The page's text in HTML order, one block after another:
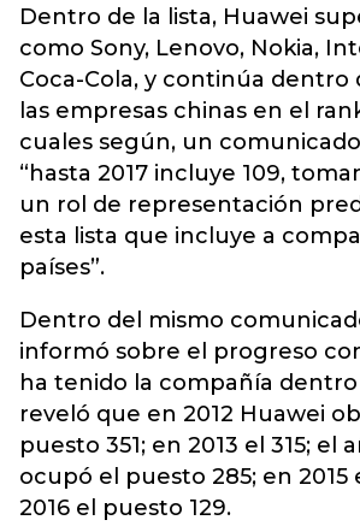
Dentro de la lista, Huawei
como Sony, Lenovo, Nokia,
Coca-Cola, y continúa dentro
las empresas chinas en el
cuales según, un
“hasta 2017 incluye 109,
un rol de representación
esta lista que incluye a
países”.
Dentro del mismo
informó sobre el progreso
ha tenido la compañía dentro
reveló que en 2012 Huawei
puesto 351; en 2013 el 315; el
ocupó el puesto 285; en 2015
2016 el puesto 129.